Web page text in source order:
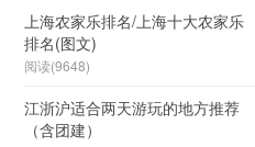
上海农家乐排名/上海十大农家乐
排名(图文)
阅读(9648)
江浙沪适合两天游玩的地方推荐
（含团建）